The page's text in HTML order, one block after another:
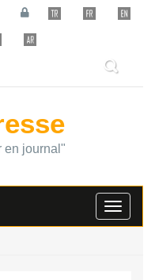
en journal"
Toggle